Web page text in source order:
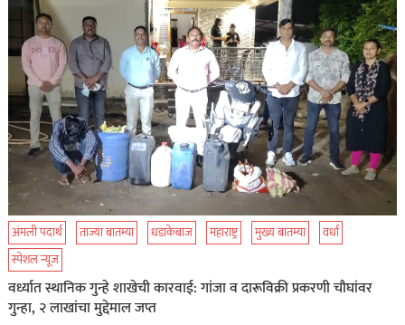
अंमली पदार्थ ताज्या बातम्या धडाकेबाज महाराष्ट्र मुख्य बातम्या
वर्धा
स्पेशल न्यूज
वर्ध्यात स्थानिक गुन्हे शाखेची कारवाई: गांजा व दारूविक्री प्रकरणी चौघांवर
गुन्हा, २ लाखांचा मुद्देमाल जप्त